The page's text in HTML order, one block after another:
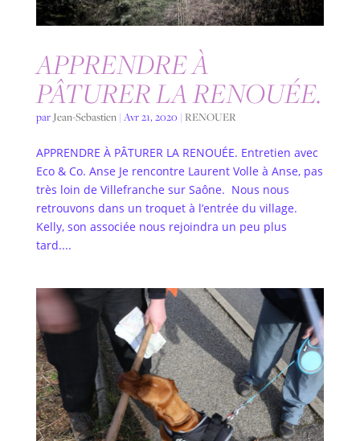
APPRENDRE À
PÂTURER LA RENOUÉE.
par Jean-Sebastien| Avr 21, 2020 | RENOUER
APPRENDRE À PÂTURER LA RENOUÉE. Entretien avec
Eco & Co. Anse Je rencontre Laurent Volle à Anse, pas
très loin de Villefranche sur Saône. Nous nous
retrouvons dans un troquet à l’entrée du village.
Kelly, son associée nous rejoindra un peu plus
tard....